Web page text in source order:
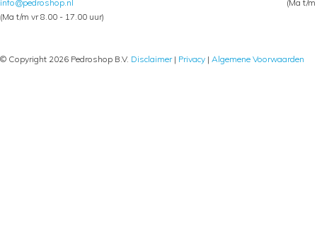
info@pedroshop.nl
(Ma t/m vr 8.00 - 17.00 uur)
(Ma t/
© Copyright 2026 Pedroshop B.V. Disclaimer| Privacy | Algemene Voorwaarden